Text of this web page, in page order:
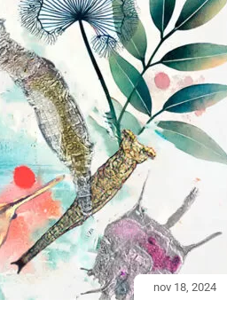
nov 18, 2024